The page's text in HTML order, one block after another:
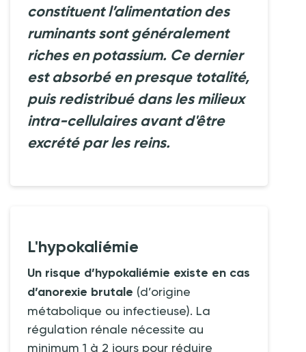
constituent l’alimentation des
ruminants sont généralement
riches en potassium. Ce dernier
est absorbé en presque totalité,
puis redistribué dans les milieux
intra-cellulaires avant d'être
excrété par les reins.
L'hypokaliémie
Un risque d’hypokaliémie existe en cas
d’anorexie brutale (d’origine
métabolique ou infectieuse). La
régulation rénale nécessite au
minimum 1 à 2 jours pour réduire